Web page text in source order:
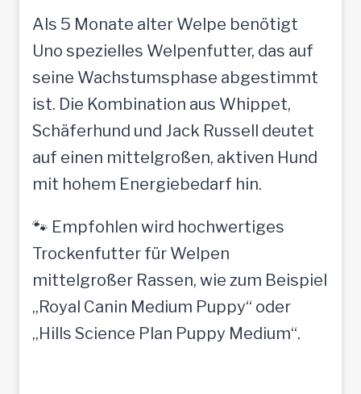
Als 5 Monate alter Welpe benötigt
Uno spezielles Welpenfutter, das auf
seine Wachstumsphase abgestimmt
ist. Die Kombination aus Whippet,
Schäferhund und Jack Russell deutet
auf einen mittelgroßen, aktiven Hund
mit hohem Energiebedarf hin.
🐾 Empfohlen wird hochwertiges
Trockenfutter für Welpen
mittelgroßer Rassen, wie zum Beispiel
„Royal Canin Medium Puppy“ oder
„Hills Science Plan Puppy Medium“.